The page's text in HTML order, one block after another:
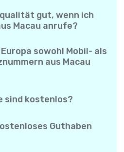
pro Minute – Sie zahlen
Keine
keine verpflichtenden
gut, wenn ich
Macau anrufe?
sich anfühlt, als würden
aus Ihrer Nachbarschaft
wenn er am anderen Ende
sowohl Mobil- als
aus Macau
also jeden nach Europa
sind kostenlos?
Nutzer die App
dem Internet verbunden
die Option
Guthaben